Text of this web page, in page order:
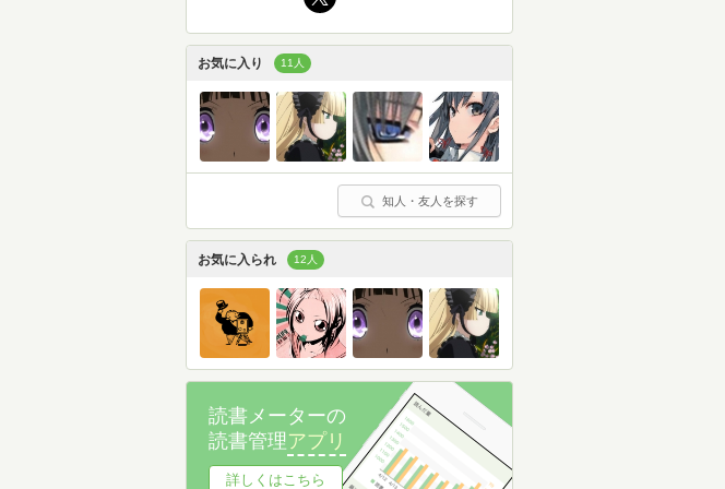
お気に入り 11人
知人・友人を探す
お気に入られ 12人
読書メーターの
読書管理アプリ
詳しくはこちら